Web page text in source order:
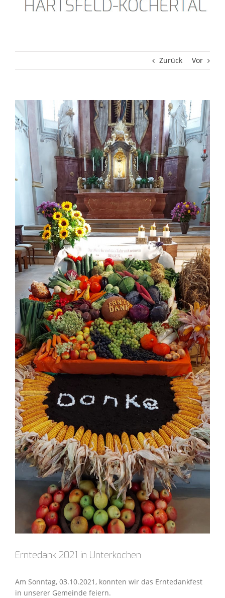
Zurück Vor
Zeige
grösseres
Bild
Erntedank 2021 in Unterkochen
Am Sonntag, 03.10.2021, konnten wir das Erntedankfest
in unserer Gemeinde feiern.